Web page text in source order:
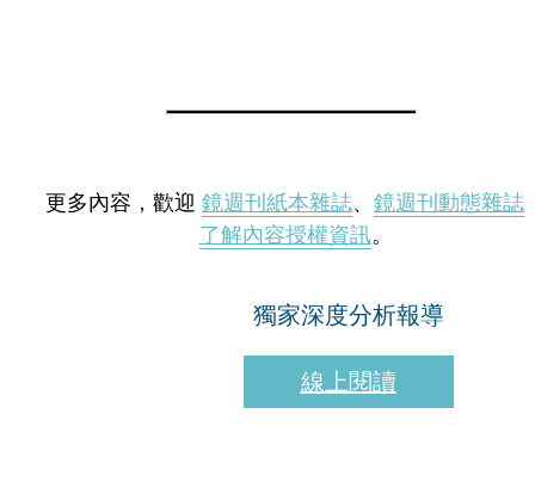
更多內容，歡迎 鏡週刊紙本雜誌、 鏡週刊動態雜誌
了解內容授權資訊。
獨家深度分析報導
線上閱讀